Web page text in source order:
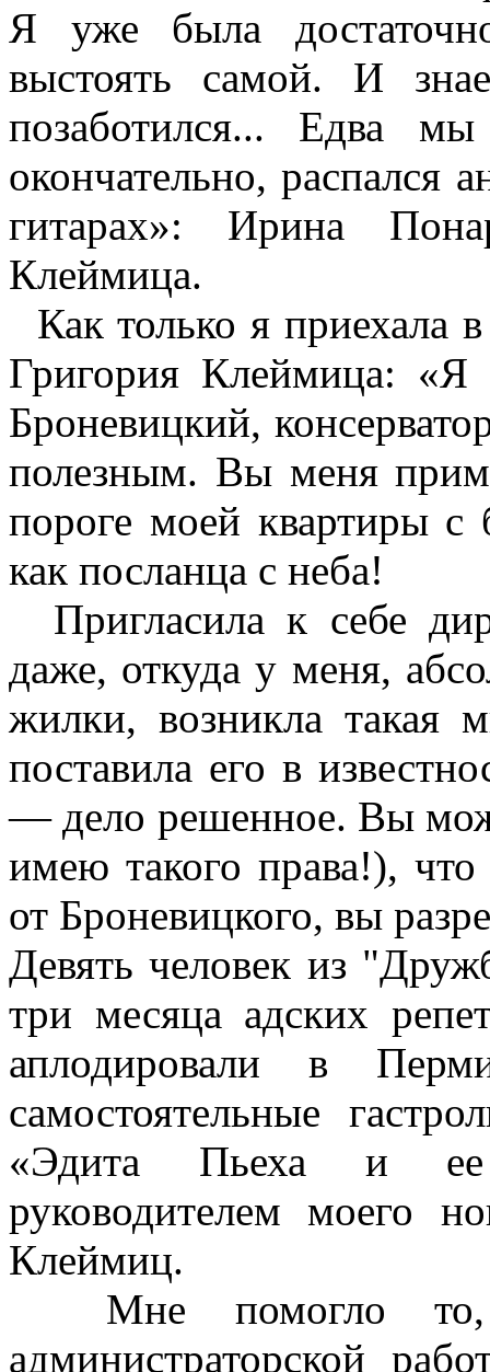
Я уже была
выстоять самой. И
позаботился... Едва
окончательно,
гитарах»: Ирина
Клеймица.
Как только я приехала
Григория Клеймица:
Броневицкий,
полезным. Вы меня
пороге моей квартиры с
как посланца с неба!
Пригласила к себе
даже, откуда у меня,
жилки, возникла
поставила его в
— дело решенное. Вы
имею такого права!),
от Броневицкого, вы
Девять человек из
три месяца адских
аплодировали в
самостоятельные
«Эдита Пьеха и ее
руководителем моего
Клеймиц.
Мне помогло
администраторской